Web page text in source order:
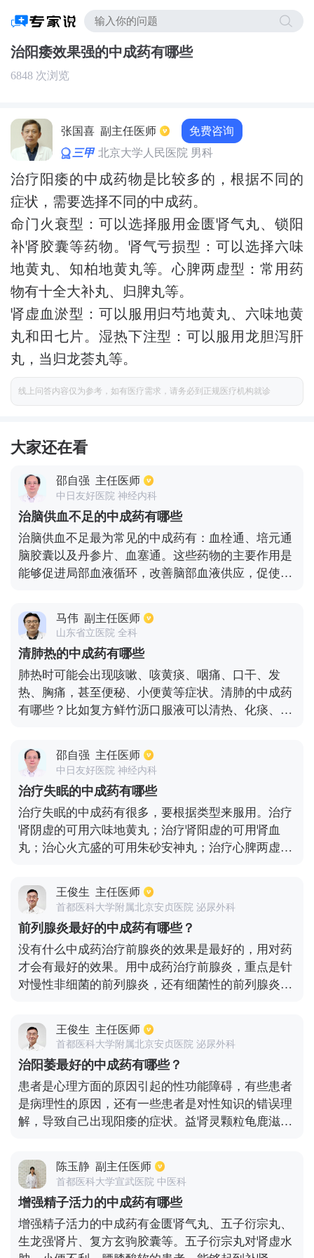
治阳痿效果强的中成药有哪些
6848 次浏览
张国喜 副主任医师 免费咨询
三甲 北京大学人民医院 男科
治疗阳痿的中成药物是比较多的，根据不同的
症状，需要选择不同的中成药。
命门火衰型：可以选择服用金匮肾气丸、锁阳
补肾胶囊等药物。肾气亏损型：可以选择六味
地黄丸、知柏地黄丸等。心脾两虚型：常用药
物有十全大补丸、归脾丸等。
肾虚血淤型：可以服用归芍地黄丸、六味地黄
丸和田七片。湿热下注型：可以服用龙胆泻肝
丸，当归龙荟丸等。
线上问答内容仅为参考，如有医疗需求，请务必到正规医疗机构就诊
大家还在看
邵自强 主任医师
中日友好医院 神经内科
治脑供血不足的中成药有哪些
治脑供血不足最为常见的中成药有：血栓通、培元通
脑胶囊以及丹参片、血塞通。这些药物的主要作用是
能够促进局部血液循环，改善脑部血液供应，促使脑
生于中老年人群，多数患者伴由于高血脂、高血糖或
者是高血压等疾病且同时存在伴有动脉粥样硬化。而
年轻患者则是由于精神过度紧张、长期睡眠不足或者
是神经衰弱等疾病所致，需要在平时放松心情，减轻
压力，经常性的进行体育锻炼，而对于中老年患者则
以改善局部血液循环无为主，同时避免一些危险性的
因素。如果患有高血压，可以口服厄贝沙坦、左旋氨
或者是皮下注射胰岛素。高血脂患者则需要及时的服
用：瑞舒伐他汀、辛伐他汀、阿托伐他汀等他汀类药
物；当患者自身甘油三酯大于5.6mmol/L时，则可以
服用非诺贝特、脂必妥等药物。
马伟 副主任医师
山东省立医院 全科
清肺热的中成药有哪些
肺热时可能会出现咳嗽、咳黄痰、咽痛、口干、发
热、胸痛，甚至便秘、小便黄等症状。清肺的中成药
有哪些？比如复方鲜竹沥口服液可以清热、化痰、止
可以宣肺、止咳、化痰，小柴胡颗粒、玄麦柑桔颗
粒、百合固金片可以通过疏散风热的方式来达到清肺
热的目的。同时，清热、通便的药物，比如上清丸、
三黄片可以通过通腑、泄便达到清肺热的作用。清肺
热的中成药比较多，辨证使用才能得到更好的效果。
肺热出现后患者不必过于惊慌，可以通过药物进行搭
邵自强 主任医师
中日友好医院 神经内科
治疗失眠的中成药有哪些
治疗失眠的中成药有很多，要根据类型来服用。治疗
肾阴虚的可用六味地黄丸；治疗肾阳虚的可用肾血
丸；治心火亢盛的可用朱砂安神丸；治疗心脾两虚的
的运用要建立在辩证的基础上，具体的用法用量，可
遵循医嘱。
王俊生 主任医师
首都医科大学附属北京安贞医院 泌尿外科
前列腺炎最好的中成药有哪些？
没有什么中成药治疗前腺炎的效果是最好的，用对药
才会有最好的效果。用中成药治疗前腺炎，重点是针
对慢性非细菌的前列腺炎，还有细菌性的前列腺炎。
囊、宁泌泰胶囊、清淋颗粒、普乐安片、复方石韦
片、癃清片等等。慢性非细菌性的前列腺炎的病程会
是比较长的，不仅会有前列腺炎的症状发生，而且会
影响到性功能，出现阳痿或者是早泄。因此也应该准
备好中成药治疗阳痿和早泄，例如复方玄驹胶囊、肾
宝片、三鞭胶囊、鹿龟补肾胶囊等。
王俊生 主任医师
首都医科大学附属北京安贞医院 泌尿外科
治阳萎最好的中成药有哪些？
患者是心理方面的原因引起的性功能障碍，有些患者
是病理性的原因，还有一些患者是对性知识的错误理
解，导致自己出现阳痿的症状。益肾灵颗粒龟鹿滋肾
的中成药。当然了，患者也可以服用五子衍宗丸，金
水宝胶囊效果都是很不错的。
陈玉静 副主任医师
首都医科大学宣武医院 中医科
增强精子活力的中成药有哪些
增强精子活力的中成药有金匮肾气丸、五子衍宗丸、
生龙强肾片、复方玄驹胶囊等。五子衍宗丸对肾虚水